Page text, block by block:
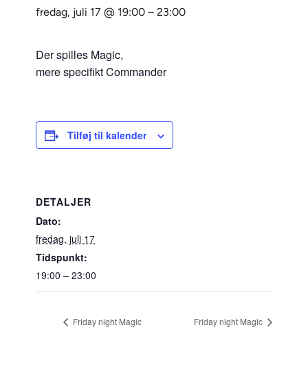
fredag, juli 17 @ 19:00 – 23:00
Der spilles Magic,
mere specifikt Commander
Tilføj til kalender
DETALJER
Dato:
fredag, juli 17
Tidspunkt:
19:00 – 23:00
Friday night Magic Friday night Magic